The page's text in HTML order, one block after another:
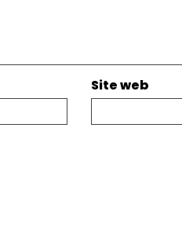
Site web